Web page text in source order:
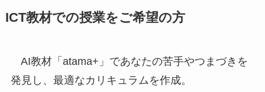
ICT教材での授業をご希望の方
AI教材「atama+」であなたの苦手やつまづきを
発見し、最適なカリキュラムを作成。